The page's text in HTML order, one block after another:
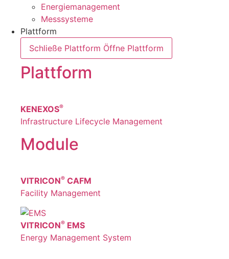
Energiemanagement
Messsysteme
Plattform
Schließe Plattform Öffne Plattform
Plattform
KENEXOS®
Infrastructure Lifecycle Management
Module
VITRICON® CAFM
Facility Management
VITRICON® EMS
Energy Management System